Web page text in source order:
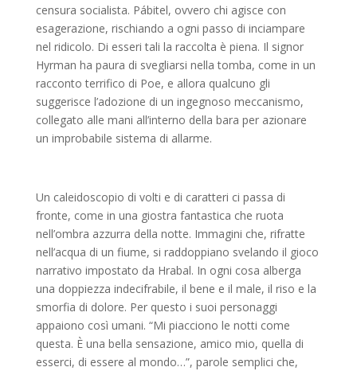
censura socialista. Pábitel, ovvero chi agisce con
esagerazione, rischiando a ogni passo di inciampare
nel ridicolo. Di esseri tali la raccolta è piena. Il signor
Hyrman ha paura di svegliarsi nella tomba, come in un
racconto terrifico di Poe, e allora qualcuno gli
suggerisce l’adozione di un ingegnoso meccanismo,
collegato alle mani all’interno della bara per azionare
un improbabile sistema di allarme.
Un caleidoscopio di volti e di caratteri ci passa di
fronte, come in una giostra fantastica che ruota
nell’ombra azzurra della notte. Immagini che, rifratte
nell’acqua di un fiume, si raddoppiano svelando il gioco
narrativo impostato da Hrabal. In ogni cosa alberga
una doppiezza indecifrabile, il bene e il male, il riso e la
smorfia di dolore. Per questo i suoi personaggi
appaiono così umani. “Mi piacciono le notti come
questa. È una bella sensazione, amico mio, quella di
esserci, di essere al mondo…”, parole semplici che,